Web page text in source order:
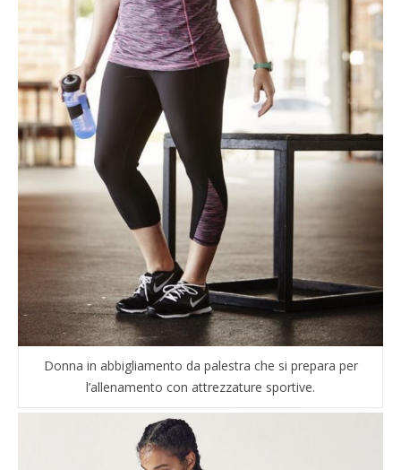
Donna in abbigliamento da palestra che si prepara per
l’allenamento con attrezzature sportive.